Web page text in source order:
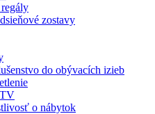
zostavy
do obývacích izieb
o nábytok